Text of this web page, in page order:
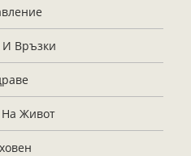
Връзки
Живот